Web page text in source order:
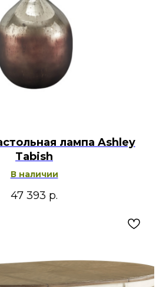
лампа Ashley
Tabish
В наличии
47 393 р.